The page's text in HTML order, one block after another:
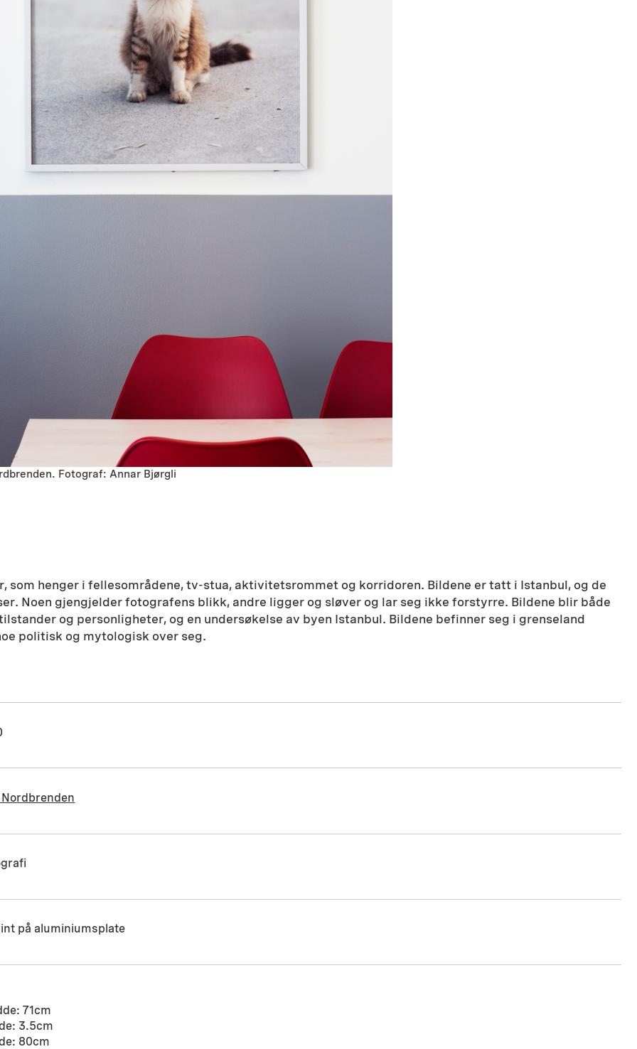
Fotograf: Annar Bjørgli
henger i fellesområdene, tv-stua, aktivitetsrommet og korridoren. Bildene er tatt i Istanbul, og de
Noen gjengjelder fotografens blikk, andre ligger og sløver og lar seg ikke forstyrre. Bildene blir både
og personligheter, og en undersøkelse av byen Istanbul. Bildene befinner seg i grenseland
politisk og mytologisk over seg.
Nordbrenden
på aluminiumsplate
71cm
3.5cm
80cm